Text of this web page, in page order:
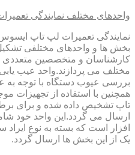
واحدهای مختلف نمایندگی
نمایندگی تعمیرات لپ تاپ
بخش ها و واحدهای مختلفی
کارشناسان و متخصصین متعددی
مختلف می پردازند.واحد عیب
بررسی عیوب دستگاه با توجه به
همچنین با استفاده از تجهیزات
تاپ تشخیص داده شده و برای
ارسال می گردد.این واحد خود
افزار است که بسته به نوع
یک از این بخش ها ارسال گردد.